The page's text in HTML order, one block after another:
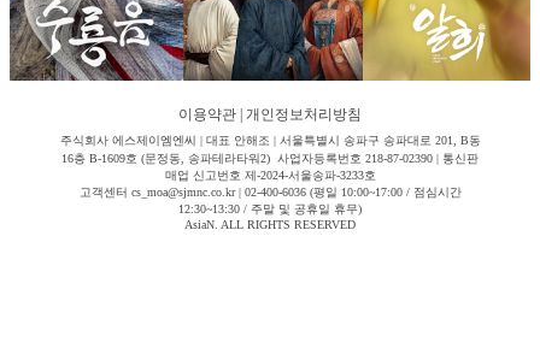
이용약관 개인정보처리방침
주식회사 에스제이엠엔씨 | 대표 안해조 | 서울특별시 송파구 송파대로 201, B동
16층 B-1609호 (문정동, 송파테라타워2) 사업자등록번호 218-87-02390 | 통신판
매업 신고번호 제-2024-서울송파-3233호
고객센터 cs_moa@sjmnc.co.kr | 02-400-6036 (평일 10:00~17:00 / 점심시간
12:30~13:30 / 주말 및 공휴일 휴무)
AsiaN. ALL RIGHTS RESERVED